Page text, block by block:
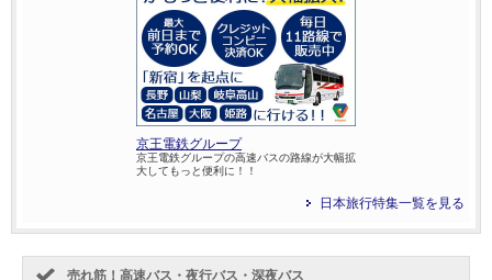
京王電鉄グループ
京王電鉄グループの高速バスの路線が大幅拡
大してもっと便利に！！
日本旅行特集一覧を見る
売れ筋！高速バス・夜行バス・深夜バス